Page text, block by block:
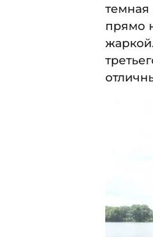
прямо